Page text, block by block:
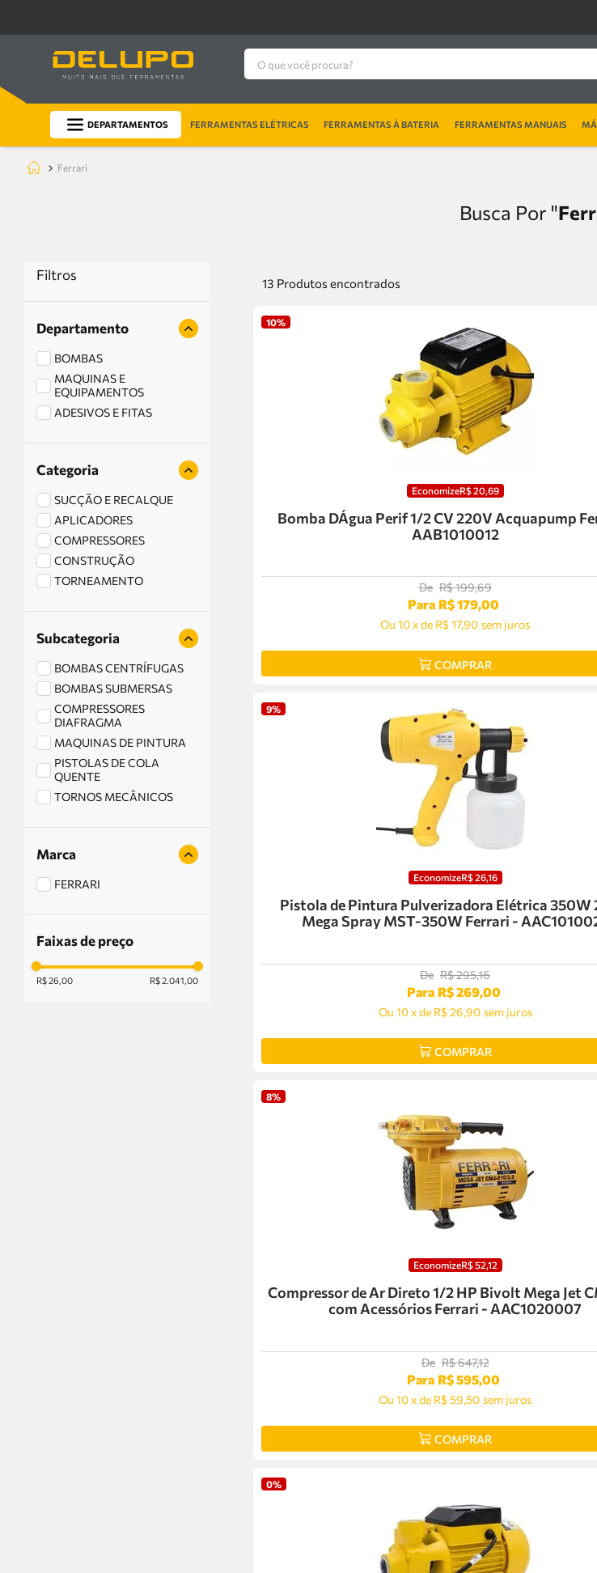
O que você procura?
DEPARTAMENTOS FERRAMENTAS ELÉTRICAS FERRAMENTAS À BATERIA FERRAMENTAS MANUAIS
ferrari
Filtros
Departamento
BOMBAS
MAQUINAS E
EQUIPAMENTOS
ADESIVOS E FITAS
Categoria
SUCÇÃO E RECALQUE
APLICADORES
COMPRESSORES
CONSTRUÇÃO
TORNEAMENTO
Subcategoria
BOMBAS CENTRÍFUGAS
BOMBAS SUBMERSAS
COMPRESSORES
DIAFRAGMA
MAQUINAS DE PINTURA
PISTOLAS DE COLA
QUENTE
TORNOS MECÂNICOS
Marca
FERRARI
Faixas de preço
R$ 26,00 R$ 2.041,00
13 Produtos
10%
EconomizeR$20, 69
Bomba DÁgua Perif 1/2 CV 220V Acquapump
AAB1010012
De R$199,69
Para R$179,00
Ou 10xde R$ 17,90 sem juros
COMPRAR
9%
EconomizeR$26,16
Pistola de Pintura Pulverizadora Elétrica 350W
Mega Spray MST-350W Ferrari -
De R$295,16
Para R$269,00
Ou 10 xde R$ 26,90 sem juros
COMPRAR
8%
EconomizeR$52,12
Compressor de Ar Direto 1/2 HP Bivolt Mega Jet
com Acessórios Ferrari - AAC1020007
De R$647,12
Para R$595,00
Ou 10xde R$ 59,50 sem juros
COMPRAR
0%